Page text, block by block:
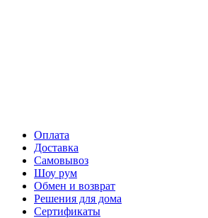
Оплата
Доставка
Самовывоз
Шоу рум
Обмен и возврат
Решения для дома
Сертификаты